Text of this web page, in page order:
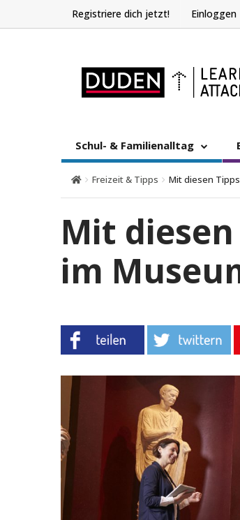
Registriere dich jetzt! Einloggen
Schul- & Familienalltag
Freizeit & Tipps Mit diesen
Mit
im